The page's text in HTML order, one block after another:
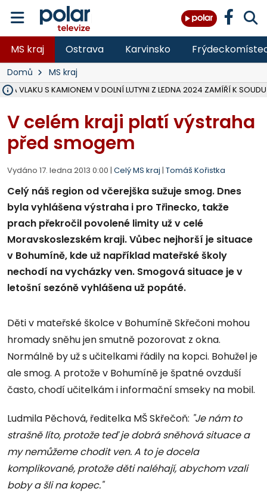
MS kraj Ostrava Karvinsko
Domů MS kraj
VLAKU S KAMIONEM V DOLNÍ LUTYNI Z LEDNA 2024 ZAMÍŘÍ K SOUDU
V celém kraji platí výstraha
před smogem
Vydáno 17. ledna 2013 0:00 | Celý MS kraj | Tomáš Kořistka
Celý náš region od včerejška sužuje smog. Dnes
byla vyhlášena výstraha i pro Třinecko, takže
prach překročil povolené limity už v celé
Moravskoslezském kraji. Vůbec nejhorší je situace
v Bohumíně, kde už například mateřské školy
nechodí na vycházky ven. Smogová situace je v
letošní sezóně vyhlášena už popáté.
Děti v mateřské školce v Bohumíně Skřečoni mohou
hromady sněhu jen smutně pozorovat z okna.
Normálně by už s učitelkami řádily na kopci. Bohužel je
ale smog. A protože v Bohumíně je špatné ovzduší
často, chodí učitelkám i informační smseky na mobil.
Ludmila Pěchová, ředitelka MŠ Skřečoň: "Je nám to
strašně líto, protože teď je dobrá sněhová situace a
my nemůžeme chodit ven. A to je docela
komplikované, protože děti naléhají, abychom vzali
boby a šli na kopec."